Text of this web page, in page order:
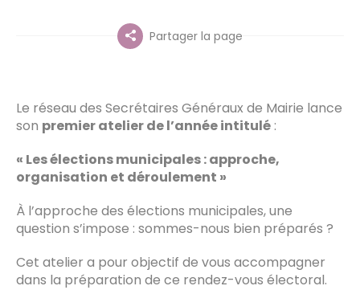
Partager la page
Le réseau des Secrétaires Généraux de Mairie lance
son premier atelier de l’année intitulé :
« Les élections municipales : approche,
organisation et déroulement »
À l’approche des élections municipales, une
question s’impose : sommes-nous bien préparés ?
Cet atelier a pour objectif de vous accompagner
dans la préparation de ce rendez-vous électoral.